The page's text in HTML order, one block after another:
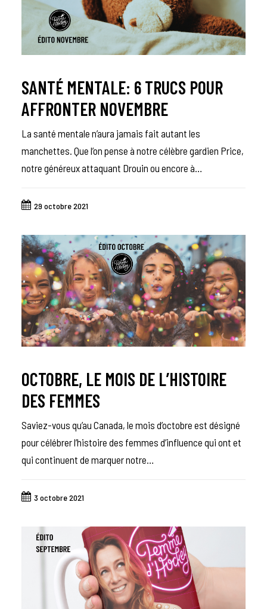
SANTÉ MENTALE: 6 TRUCS POUR
AFFRONTER NOVEMBRE
La santé mentale n’aura jamais fait autant les
manchettes. Que l’on pense à notre célèbre gardien Price,
notre généreux attaquant Drouin ou encore à…
29 octobre 2021
OCTOBRE, LE MOIS DE L’HISTOIRE
DES FEMMES
Saviez-vous qu’au Canada, le mois d’octobre est désigné
pour célébrer l’histoire des femmes d’influence qui ont et
qui continuent de marquer notre…
3 octobre 2021